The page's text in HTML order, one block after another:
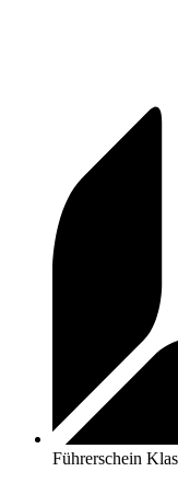
Führerschein